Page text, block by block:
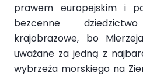
prawem europejskim i
bezcenne
krajobrazowe, bo
uważane za jedną z
wybrzeża morskiego na